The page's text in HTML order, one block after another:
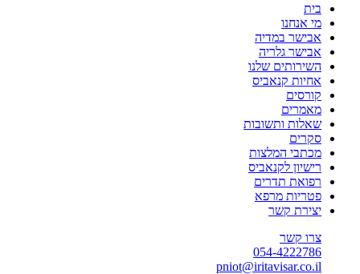
בית
מי אנחנו
אבישר במדיה
אבישר גלריה
השירותים שלנו
אחיות קנאביס
קורסים
מאמרים
שאלות ותשובות
סקרים
מכתבי המלצות
רישיון לקנאביס
רפואת תדרים
פטריות מרפא
יצירת קשר
צרו קשר
054-4222786
pniot@iritavisar.co.il